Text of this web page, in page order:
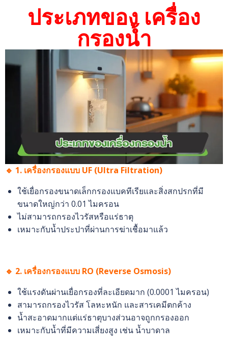
ประเภทของ เครื่อง
กรองน้ำ
🔹 1. เครื่องกรองแบบ UF (Ultra Filtration)
ใช้เยื่อกรองขนาดเล็กกรองแบคทีเรียและสิ่งสกปรกที่มี
ขนาดใหญ่กว่า 0.01 ไมครอน
ไม่สามารถกรองไวรัสหรือแร่ธาตุ
เหมาะกับน้ำประปาที่ผ่านการฆ่าเชื้อมาแล้ว
🔹 2. เครื่องกรองแบบ RO (Reverse Osmosis)
ใช้แรงดันผ่านเยื่อกรองที่ละเอียดมาก (0.0001 ไมครอน)
สามารถกรองไวรัส โลหะหนัก และสารเคมีตกค้าง
น้ำสะอาดมากแต่แร่ธาตุบางส่วนอาจถูกกรองออก
เหมาะกับน้ำที่มีความเสี่ยงสูง เช่น น้ำบาดาล